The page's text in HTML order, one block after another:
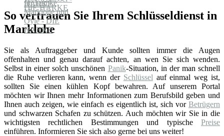
So vertrauen Sie Ihrem Schlüsseldienst in
Marklohe
Sie als Auftraggeber und Kunde sollten immer die Augen
offenhalten und genau darauf achten, an wen Sie sich wenden.
Selbst in einer solch unschönen Panik-Situation, in der man schnell
die Ruhe verlieren kann, wenn der Schlüssel auf einmal weg ist,
sollten Sie einen kühlen Kopf bewahren. Auf unserem Portal
möchten wir Ihnen mehr Informationen zum Berufsbild geben und
Ihnen auch zeigen, wie einfach es eigentlich ist, sich vor Betrügern
und schwarzen Schafen zu schützen. Auch möchten wir Sie in die
wichtigsten rechtlichen Bestimmungen und typische Preise
einführen. Informieren Sie sich also gerne bei uns weiter!